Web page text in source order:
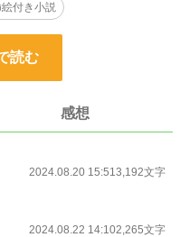
付き小説
読む
感想
2024.08.20 15:513,192文字
2024.08.22 14:102,265文字